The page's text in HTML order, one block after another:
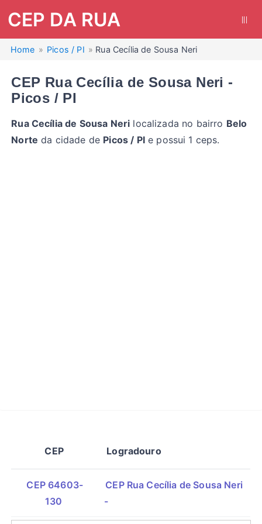
CEP DA RUA
Home Picos / PI Rua Cecília de Sousa Neri
CEP Rua Cecília de Sousa Neri -
Picos / PI
Rua Cecília de Sousa Neri localizada no bairro Belo
Norte da cidade de Picos / PIe possui 1 ceps.
CEP Logradouro
CEP 64603-
130
CEP Rua Cecília de Sousa Neri
-